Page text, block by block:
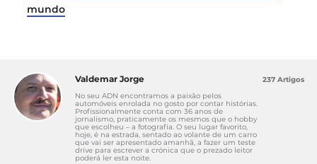
mundo
Valdemar Jorge
No seu ADN encontramos a paixão pelos
automóveis enrolada no gosto por contar histórias.
Profissionalmente conta com 36 anos de
jornalismo, praticamente os mesmos que o hobby
que escolheu – a fotografia. O seu lugar favorito,
hoje, é na estrada, sentado ao volante de um carro
que vai ser apresentado amanhã, a fazer um teste
drive para escrever a crónica que o prezado leitor
poderá ler esta noite.
237 Artigos